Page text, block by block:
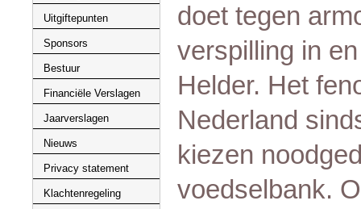
Uitgiftepunten
Sponsors
Bestuur
Financiële Verslagen
Jaarverslagen
Nieuws
Privacy statement
Klachtenregeling
doet tegen
verspilling in
Helder. Het
Nederland
kiezen
voedselbank.